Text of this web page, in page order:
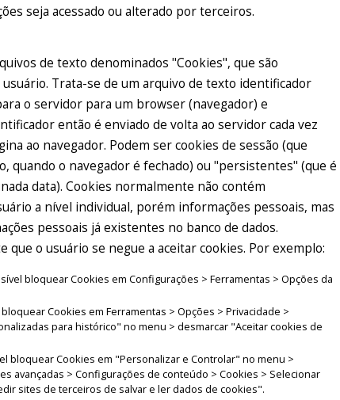
seja acessado ou alterado por terceiros.
de texto denominados "Cookies", que são
Trata-se de um arquivo de texto identificador
o servidor para um browser (navegador) e
então é enviado de volta ao servidor cada vez
ao navegador. Podem ser cookies de sessão (que
quando o navegador é fechado) ou "persistentes" (que é
data). Cookies normalmente não contém
a nível individual, porém informações pessoais, mas
pessoais já existentes no banco de dados.
que o usuário se negue a aceitar cookies. Por exemplo:
bloquear Cookies em Configurações > Ferramentas > Opções da
Cookies em Ferramentas > Opções > Privacidade >
para histórico" no menu > desmarcar "Aceitar cookies de
bloquear Cookies em "Personalizar e Controlar" no menu >
avançadas > Configurações de conteúdo > Cookies > Selecionar
sites de terceiros de salvar e ler dados de cookies".